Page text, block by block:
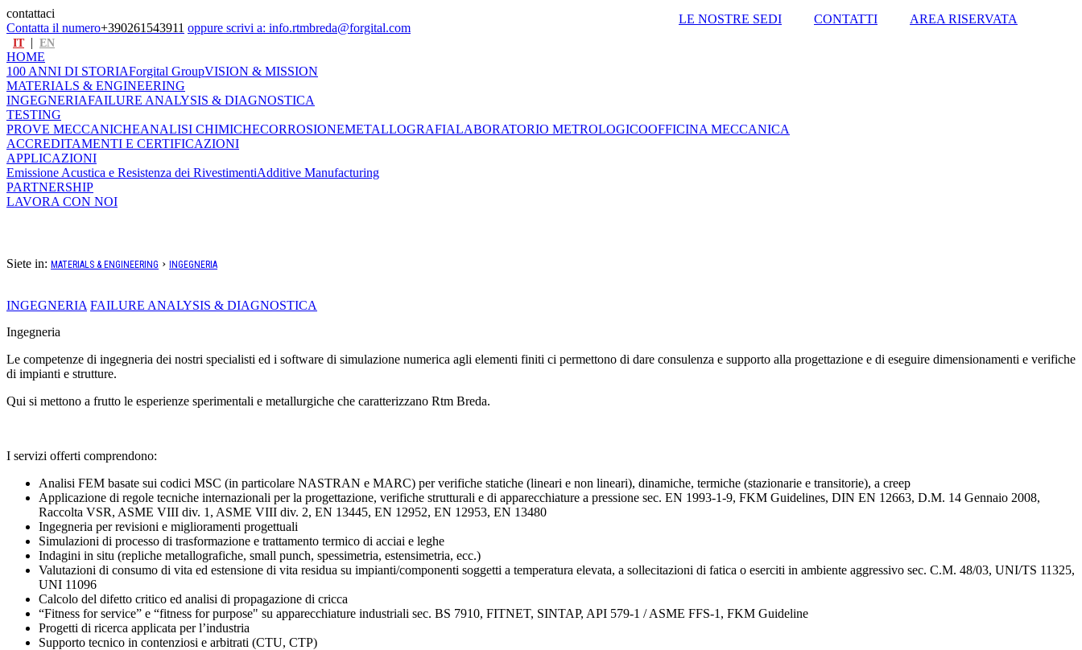
contattaci
Contatta il numero+390261543911 oppure scrivi a: info.rtmbreda@forgital.com
IT | EN
LE NOSTRE SEDI CONTATTI AREA RISERVATA
HOME
100 ANNI DI STORIAForgital GroupVISION & MISSION
MATERIALS & ENGINEERING
INGEGNERIAFAILURE ANALYSIS & DIAGNOSTICA
TESTING
PROVE MECCANICHEANALISI CHIMICHECORROSIONEMETALLOGRAFIALABORATORIO METROLOGICOOFFICINA MECCANICA
ACCREDITAMENTI E CERTIFICAZIONI
APPLICAZIONI
Emissione Acustica e Resistenza dei RivestimentiAdditive Manufacturing
PARTNERSHIP
LAVORA CON NOI
Siete in: MATERIALS & ENGINEERING › INGEGNERIA
INGEGNERIA FAILURE ANALYSIS & DIAGNOSTICA
Ingegneria
Le competenze di ingegneria dei nostri specialisti ed i software di simulazione numerica agli elementi finiti ci permettono di dare consulenza e supporto alla progettazione e di eseguire dimensionamenti e verifiche
di impianti e strutture.
Qui si mettono a frutto le esperienze sperimentali e metallurgiche che caratterizzano Rtm Breda.
I servizi offerti comprendono:
Analisi FEM basate sui codici MSC (in particolare NASTRAN e MARC) per verifiche statiche (lineari e non lineari), dinamiche, termiche (stazionarie e transitorie), a creep
Applicazione di regole tecniche internazionali per la progettazione, verifiche strutturali e di apparecchiature a pressione sec. EN 1993-1-9, FKM Guidelines, DIN EN 12663, D.M. 14 Gennaio 2008,
Raccolta VSR, ASME VIII div. 1, ASME VIII div. 2, EN 13445, EN 12952, EN 12953, EN 13480
Ingegneria per revisioni e miglioramenti progettuali
Simulazioni di processo di trasformazione e trattamento termico di acciai e leghe
Indagini in situ (repliche metallografiche, small punch, spessimetria, estensimetria, ecc.)
Valutazioni di consumo di vita ed estensione di vita residua su impianti/componenti soggetti a temperatura elevata, a sollecitazioni di fatica o eserciti in ambiente aggressivo sec. C.M. 48/03, UNI/TS 11325,
UNI 11096
Calcolo del difetto critico ed analisi di propagazione di cricca
“Fitness for service” e “fitness for purpose" su apparecchiature industriali sec. BS 7910, FITNET, SINTAP, API 579-1 / ASME FFS-1, FKM Guideline
Progetti di ricerca applicata per l’industria
Supporto tecnico in contenziosi e arbitrati (CTU, CTP)